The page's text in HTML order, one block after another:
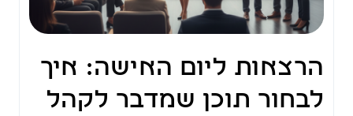
הרצאות ליום האישה: איך
לבחור תוכן שמדבר לקהל